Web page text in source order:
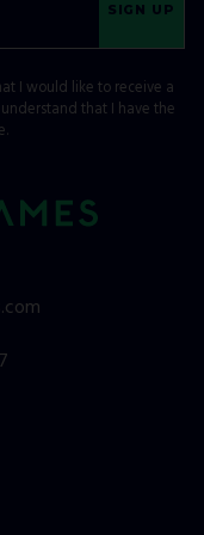
SIGN UP
I would like to receive a
that I have the